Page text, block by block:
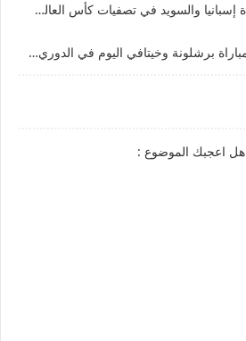
بث مباشر مشاهدة مباراة إسبانيا والسويد في تصفيات كأس العالم والقنوات الناقلة
بث مباشر ..... مشاهدة مباراة برشلونة وخيتافي اليوم في الدوري الإسباني
هل اعجبك الموضوع :